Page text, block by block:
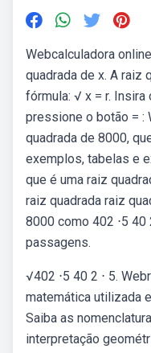
Webcalculadora
quadrada de x. A raiz
fórmula: √ x = r. Insira
pressione o botão = :
quadrada de 8000,
exemplos, tabelas e
que é uma raiz
raiz quadrada raiz
8000 como 402 ⋅5 40
passagens.
√402 ⋅5 40 2 ⋅ 5.
matemática utilizada
Saiba as
interpretação